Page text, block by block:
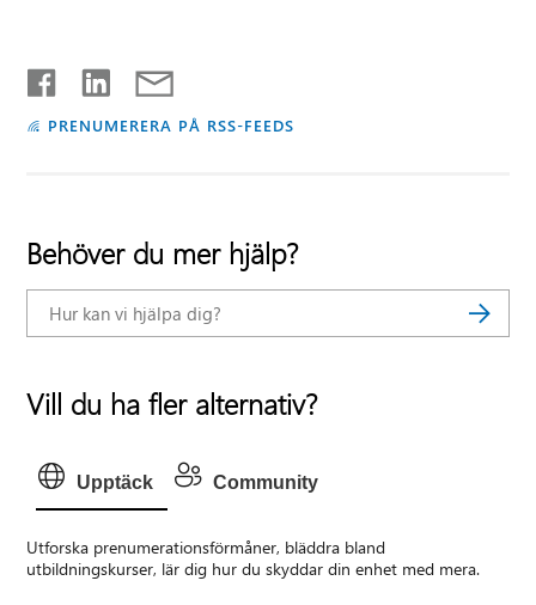
PRENUMERERA PÅ RSS-FEEDS
Behöver du mer hjälp?
Vill du ha fler alternativ?
Upptäck Community
Utforska prenumerationsförmåner, bläddra bland
utbildningskurser, lär dig hur du skyddar din enhet med mera.